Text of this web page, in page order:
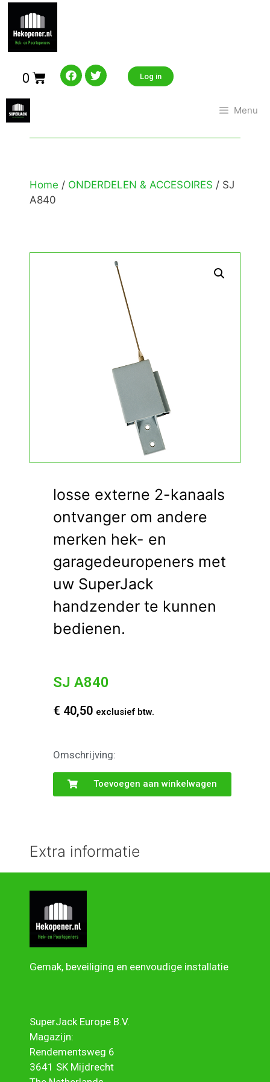
Log in
0
Menu
Home / ONDERDELEN & ACCESOIRES / SJ
A840
losse externe 2-kanaals
ontvanger om andere
merken hek- en
garagedeuropeners met
uw SuperJack
handzender te kunnen
bedienen.
SJ A840
€ 40,50 exclusief btw.
Omschrijving:
Toevoegen aan winkelwagen
Extra informatie
Gemak, beveiliging en eenvoudige installatie
SuperJack Europe B.V.
Magazijn:
Rendementsweg 6
3641 SK Mijdrecht